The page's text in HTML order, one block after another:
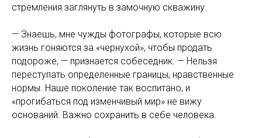
стремления заглянуть в замочную скважину.
— Знаешь, мне чужды фотографы, которые всю
жизнь гоняются за «чернухой», чтобы продать
подороже, — признается собеседник. — Нельзя
переступать определенные границы, нравственные
нормы. Наше поколение так воспитано, и
«прогибаться под изменчивый мир» не вижу
оснований. Важно сохранить в себе человека.